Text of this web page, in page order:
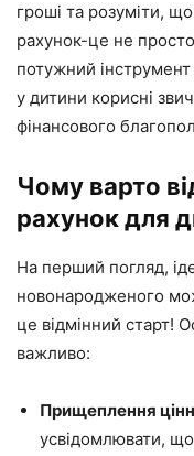
гроші та розуміти,
рахунок-це не
потужний
у дитини корисні
фінансового
Чому варто
рахунок для
На перший погляд,
новонародженого
це відмінний старт!
важливо:
Прищеплення
усвідомлювати,